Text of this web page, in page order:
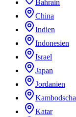
Bahrain
China
Indien
Indonesien
Israel
Japan
Jordanien
Kambodscha
Katar